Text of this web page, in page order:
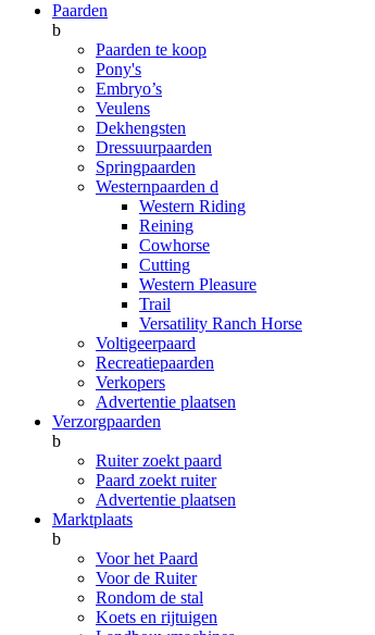
Paarden
b
Paarden te koop
Pony's
Embryo’s
Veulens
Dekhengsten
Dressuurpaarden
Springpaarden
Westernpaarden d
Western Riding
Reining
Cowhorse
Cutting
Western Pleasure
Trail
Versatility Ranch Horse
Voltigeerpaard
Recreatiepaarden
Verkopers
Advertentie plaatsen
Verzorgpaarden
b
Ruiter zoekt paard
Paard zoekt ruiter
Advertentie plaatsen
Marktplaats
b
Voor het Paard
Voor de Ruiter
Rondom de stal
Koets en rijtuigen